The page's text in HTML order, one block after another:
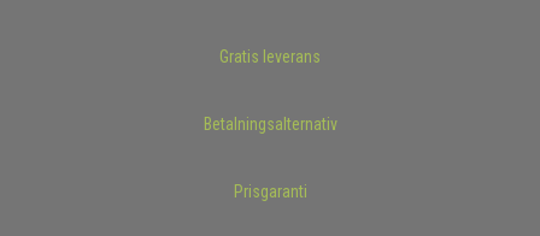
Gratis leverans
Betalningsalternativ
Prisgaranti